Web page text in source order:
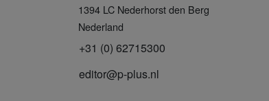
1394 LC Nederhorst den Berg
Nederland
+31 (0) 62715300
editor@p-plus.nl